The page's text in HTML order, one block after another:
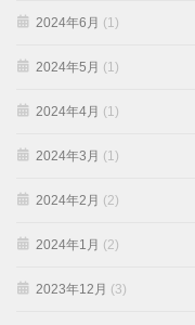
2024年6月 (1)
2024年5月 (1)
2024年4月 (1)
2024年3月 (1)
2024年2月 (2)
2024年1月 (2)
2023年12月 (3)